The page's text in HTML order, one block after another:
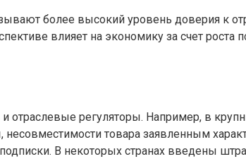
более высокий уровень доверия к
влияет на экономику за счет роста
регуляторы. Например, в
товара заявленным
В некоторых странах введены